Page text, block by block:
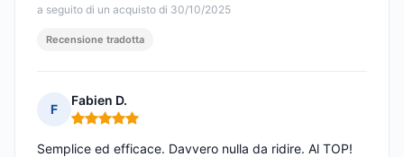
a seguito di un acquisto di 30/10/2025
Recensione tradotta
F
Fabien D.
Nota: 5 su 5
Semplice ed efficace. Davvero nulla da ridire. Al TOP!